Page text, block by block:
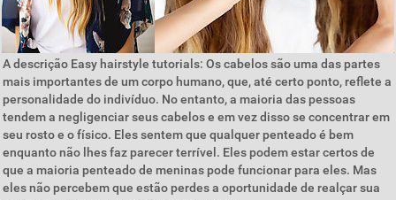
A descrição Easy hairstyle tutorials: Os cabelos são uma das partes
mais importantes de um corpo humano, que, até certo ponto, reflete a
personalidade do indivíduo. No entanto, a maioria das pessoas
tendem a negligenciar seus cabelos e em vez disso se concentrar em
seu rosto e o físico. Eles sentem que qualquer penteado é bem
enquanto não lhes faz parecer terrível. Eles podem estar certos de
que a maioria penteado de meninas pode funcionar para eles. Mas
eles não percebem que estão perdes a oportunidade de realçar sua